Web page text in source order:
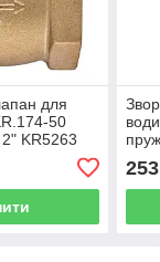
для
50
KR5263
253